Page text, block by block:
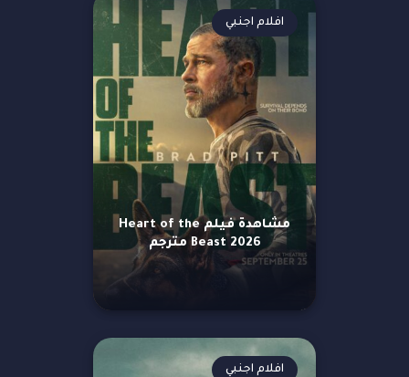
مشاهدة فيلم Heart of the
Beast 2026 مترجم
افلام اجنبي
افلام اجنبي